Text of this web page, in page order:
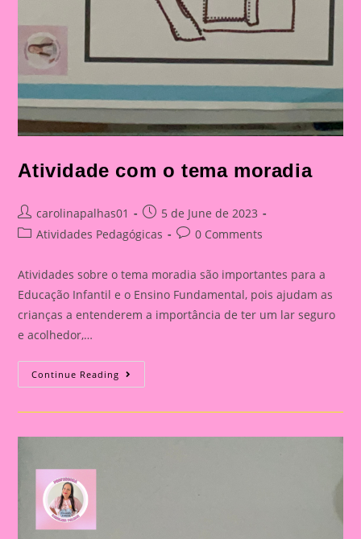
Atividade com o tema moradia
Post
author:
carolinapalhas01
Post
published:
5 de June de 2023
PostAtividades Pedagógicas
Post0 Comments
Atividades sobre o tema moradia são importantes para a
Educação Infantil e o Ensino Fundamental, pois ajudam as
crianças a entenderem a importância de ter um lar seguro
e acolhedor,…
Continue Reading Atividade
Com